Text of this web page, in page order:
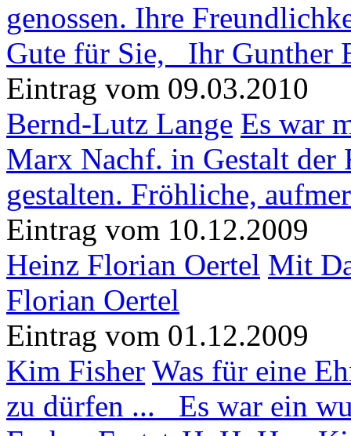
genossen. Ihre
Gute für Sie, Ihr Gunther
Eintrag vom 09.03.2010
Bernd-Lutz Lange Es war
Marx Nachf. in Gestalt der
gestalten. Fröhliche,
Eintrag vom 10.12.2009
Heinz Florian Oertel Mit
Florian Oertel
Eintrag vom 01.12.2009
Kim Fisher Was für eine
zu dürfen ... Es war ein